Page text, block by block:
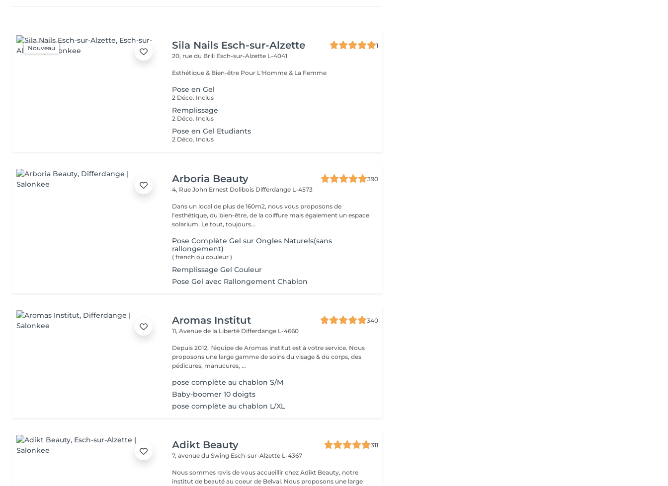
Nouveau Sila Nails Esch-sur-Alzette
1
20, rue du Brill Esch-sur-Alzette L-4041
Esthétique & Bien-être Pour L'Homme & La Femme
Pose en Gel
2 Déco. Inclus
Remplissage
2 Déco. Inclus
Pose en Gel Etudiants
2 Déco. Inclus
Arboria Beauty
390
4, Rue John Ernest Dolibois Differdange L-4573
Dans un local de plus de 160m2, nous vous proposons de
l'esthétique, du bien-être, de la coiffure mais également un espace
solarium. Le tout, toujours...
Pose Complète Gel sur Ongles Naturels(sans
rallongement)
( french ou couleur )
Remplissage Gel Couleur
Pose Gel avec Rallongement Chablon
Aromas Institut
340
11, Avenue de la Liberté Differdange L-4660
Depuis 2012, l'équipe de Aromas institut est à votre service. Nous
proposons une large gamme de soins du visage & du corps, des
pédicures, manucures, ...
pose complète au chablon S/M
Baby-boomer 10 doigts
pose complète au chablon L/XL
Adikt Beauty
311
7, avenue du Swing Esch-sur-Alzette L-4367
Nous sommes ravis de vous accueillir chez Adikt Beauty, notre
institut de beauté au coeur de Belval. Nous proposons une large